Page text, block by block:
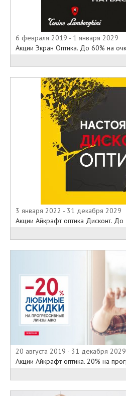
6 февраля 2019 - 1 января 2029
Акции Экран Оптика. До 60% на
3 января 2022 - 31 декабря 2029
Акции Айкрафт оптика Дисконт.
20 августа 2019 - 31 декабря 2029
Акции Айкрафт оптика. 20% на